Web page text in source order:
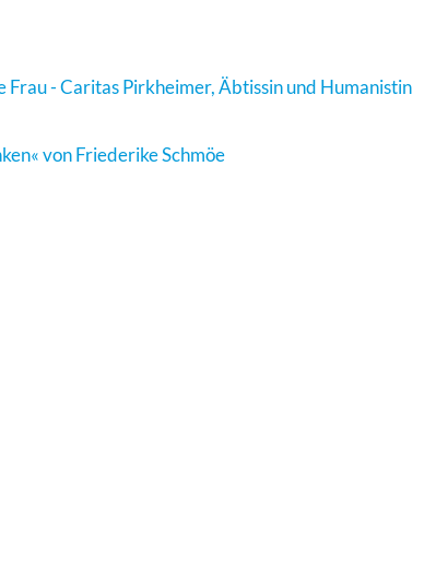
Frau - Caritas Pirkheimer, Äbtissin und Humanistin
von Friederike Schmöe